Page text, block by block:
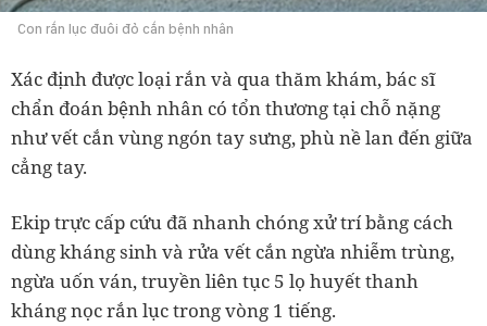
Con rắn lục đuôi đỏ cắn bệnh nhân
Xác định được loại rắn và qua thăm khám, bác sĩ
chẩn đoán bệnh nhân có tổn thương tại chỗ nặng
như vết cắn vùng ngón tay sưng, phù nề lan đến giữa
cẳng tay.
Ekip trực cấp cứu đã nhanh chóng xử trí bằng cách
dùng kháng sinh và rửa vết cắn ngừa nhiễm trùng,
ngừa uốn ván, truyền liên tục 5 lọ huyết thanh
kháng nọc rắn lục trong vòng 1 tiếng.